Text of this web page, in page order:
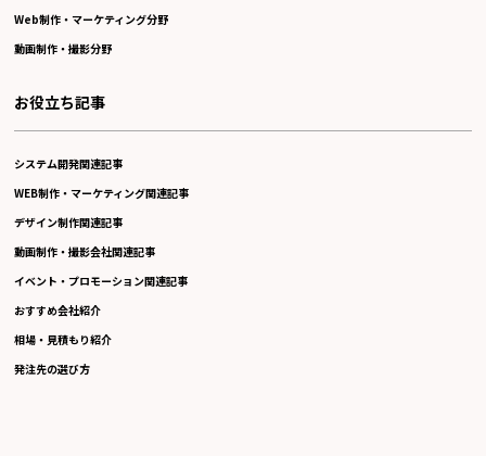
Web制作・マーケティング分野
動画制作・撮影分野
お役立ち記事
システム開発関連記事
WEB制作・マーケティング関連記事
デザイン制作関連記事
動画制作・撮影会社関連記事
イベント・プロモーション関連記事
おすすめ会社紹介
相場・見積もり紹介
発注先の選び方